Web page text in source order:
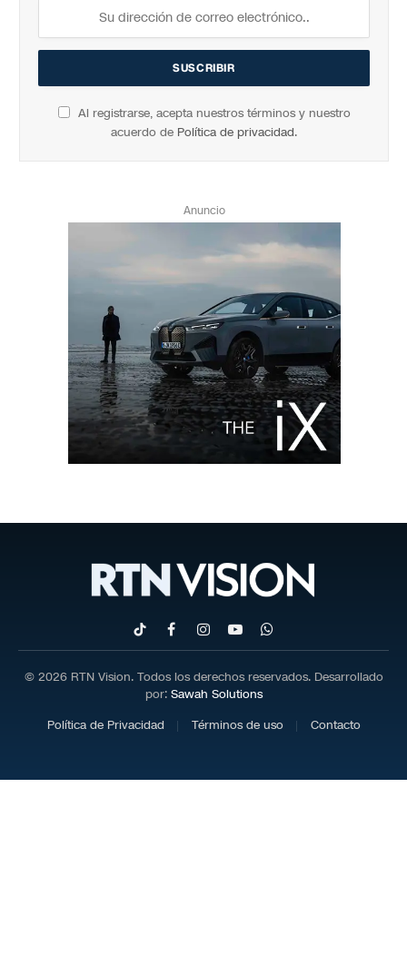
Al registrarse, acepta nuestros términos y nuestro
acuerdo de Política de privacidad.
Anuncio
TikTokFacebookInstagram
YouTubeWhatsApp
© 2026 RTN Vision. Todos los derechos reservados. Desarrollado
por: Sawah Solutions
Política de Privacidad
Términos de uso Contacto